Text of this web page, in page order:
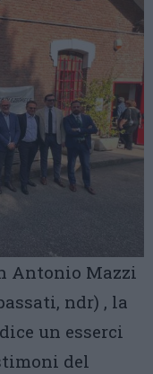
Antonio Mazzi
ndr) , la
un esserci
del